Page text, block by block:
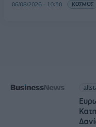
06/08/2026 - 10:30 ΚΟΣΜΟΣ